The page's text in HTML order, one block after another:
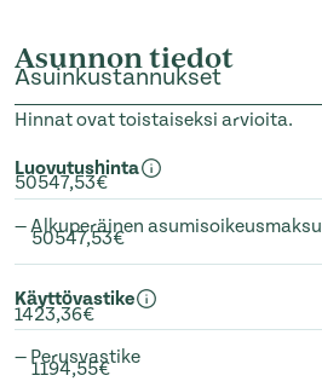
Asunnon tiedot
Asuinkustannukset
Hinnat ovat toistaiseksi arvioita.
Luovutushinta
50547,53€
— Alkuperäinen asumisoikeusmaksu
50547,53€
Käyttövastike
1423,36€
— Perusvastike
1194,55€